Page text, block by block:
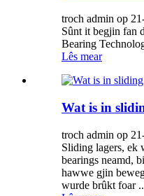
troch admin op
Sûnt it begjin fan
Bearing
Lês mear
Wat is in
troch admin op
Sliding lagers, ek
bearings neamd,
hawwe gjin
wurde brûkt foar